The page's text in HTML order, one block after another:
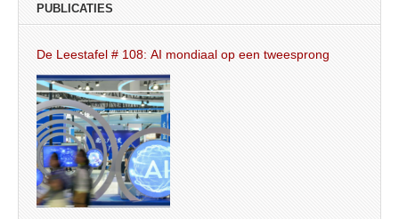
PUBLICATIES
De Leestafel # 108: AI mondiaal op een tweesprong